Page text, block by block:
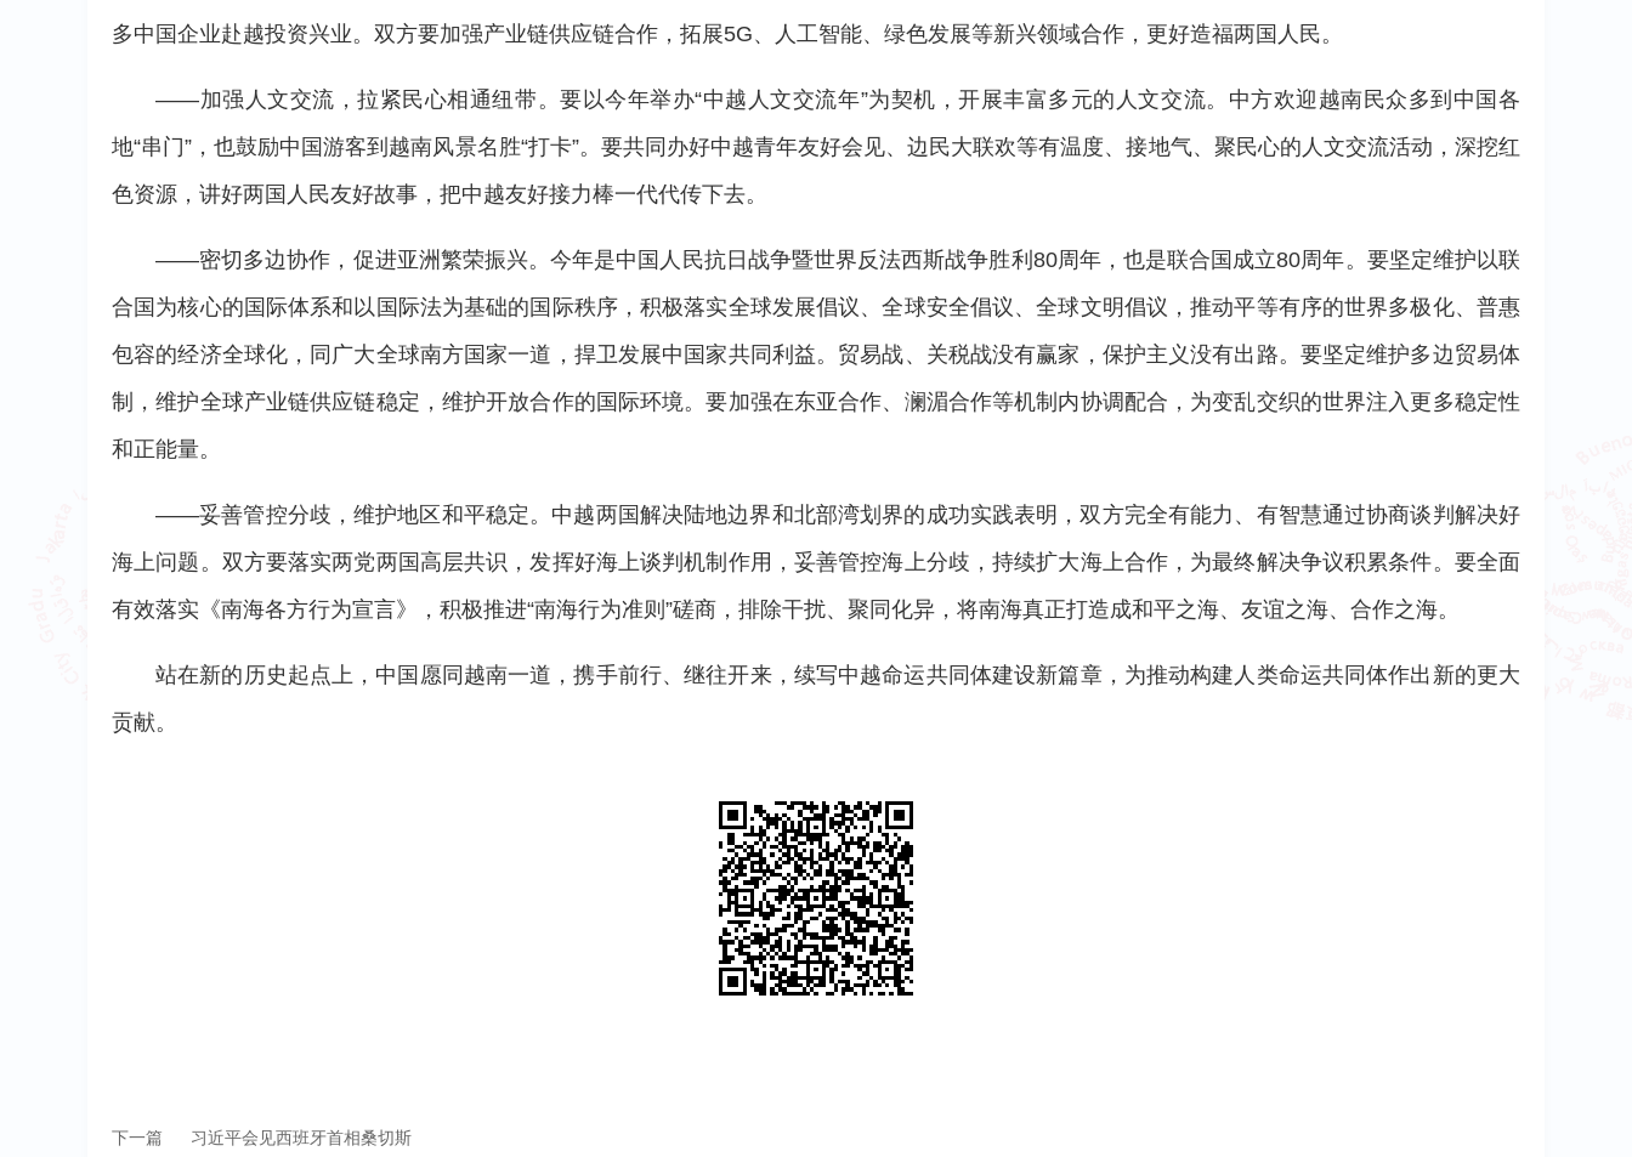
多中国企业赴越投资兴业。双方要加强产业链供应链合作，拓展5G、人工智能、绿色发展等新兴领域合作，更好造福两国人民。
——加强人文交流，拉紧民心相通纽带。要以今年举办“中越人文交流年”为契机，开展丰富多元的人文交流。中方欢迎越南民众多到中国各
地“串门”，也鼓励中国游客到越南风景名胜“打卡”。要共同办好中越青年友好会见、边民大联欢等有温度、接地气、聚民心的人文交流活动，深挖红
色资源，讲好两国人民友好故事，把中越友好接力棒一代代传下去。
——密切多边协作，促进亚洲繁荣振兴。今年是中国人民抗日战争暨世界反法西斯战争胜利80周年，也是联合国成立80周年。要坚定维护以联
合国为核心的国际体系和以国际法为基础的国际秩序，积极落实全球发展倡议、全球安全倡议、全球文明倡议，推动平等有序的世界多极化、普惠
包容的经济全球化，同广大全球南方国家一道，捍卫发展中国家共同利益。贸易战、关税战没有赢家，保护主义没有出路。要坚定维护多边贸易体
制，维护全球产业链供应链稳定，维护开放合作的国际环境。要加强在东亚合作、澜湄合作等机制内协调配合，为变乱交织的世界注入更多稳定性
和正能量。
——妥善管控分歧，维护地区和平稳定。中越两国解决陆地边界和北部湾划界的成功实践表明，双方完全有能力、有智慧通过协商谈判解决好
海上问题。双方要落实两党两国高层共识，发挥好海上谈判机制作用，妥善管控海上分歧，持续扩大海上合作，为最终解决争议积累条件。要全面
有效落实《南海各方行为宣言》，积极推进“南海行为准则”磋商，排除干扰、聚同化异，将南海真正打造成和平之海、友谊之海、合作之海。
站在新的历史起点上，中国愿同越南一道，携手前行、继往开来，续写中越命运共同体建设新篇章，为推动构建人类命运共同体作出新的更大
贡献。
下一篇 习近平会见西班牙首相桑切斯